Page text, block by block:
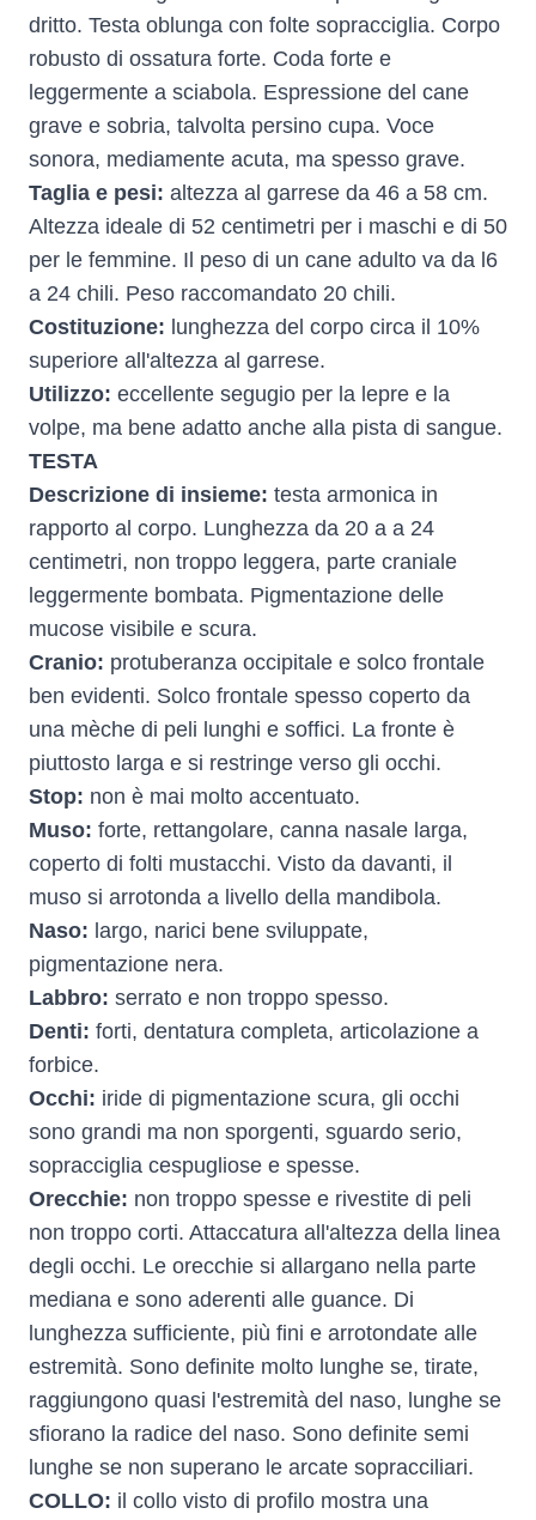
dritto. Testa oblunga con folte sopracciglia. Corpo
robusto di ossatura forte. Coda forte e
leggermente a sciabola. Espressione del cane
grave e sobria, talvolta persino cupa. Voce
sonora, mediamente acuta, ma spesso grave.
Taglia e pesi: altezza al garrese da 46 a 58 cm.
Altezza ideale di 52 centimetri per i maschi e di 50
per le femmine. Il peso di un cane adulto va da l6
a 24 chili. Peso raccomandato 20 chili.
Costituzione: lunghezza del corpo circa il 10%
superiore all'altezza al garrese.
Utilizzo: eccellente segugio per la lepre e la
volpe, ma bene adatto anche alla pista di sangue.
TESTA
Descrizione di insieme: testa armonica in
rapporto al corpo. Lunghezza da 20 a a 24
centimetri, non troppo leggera, parte craniale
leggermente bombata. Pigmentazione delle
mucose visibile e scura.
Cranio: protuberanza occipitale e solco frontale
ben evidenti. Solco frontale spesso coperto da
una mèche di peli lunghi e soffici. La fronte è
piuttosto larga e si restringe verso gli occhi.
Stop: non è mai molto accentuato.
Muso: forte, rettangolare, canna nasale larga,
coperto di folti mustacchi. Visto da davanti, il
muso si arrotonda a livello della mandibola.
Naso: largo, narici bene sviluppate,
pigmentazione nera.
Labbro: serrato e non troppo spesso.
Denti: forti, dentatura completa, articolazione a
forbice.
Occhi: iride di pigmentazione scura, gli occhi
sono grandi ma non sporgenti, sguardo serio,
sopracciglia cespugliose e spesse.
Orecchie: non troppo spesse e rivestite di peli
non troppo corti. Attaccatura all'altezza della linea
degli occhi. Le orecchie si allargano nella parte
mediana e sono aderenti alle guance. Di
lunghezza sufficiente, più fini e arrotondate alle
estremità. Sono definite molto lunghe se, tirate,
raggiungono quasi l'estremità del naso, lunghe se
sfiorano la radice del naso. Sono definite semi
lunghe se non superano le arcate sopracciliari.
COLLO: il collo visto di profilo mostra una